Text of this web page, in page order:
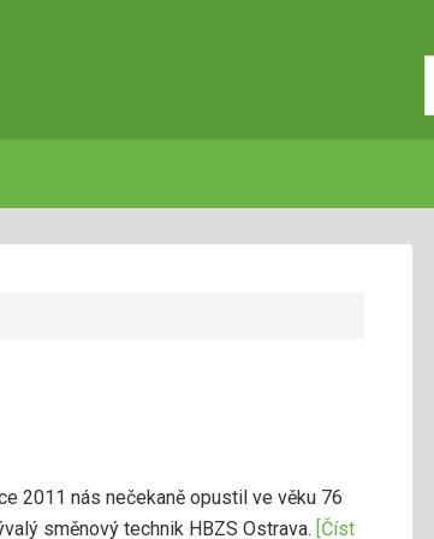
2011 nás nečekaně opustil ve věku 76
směnový technik HBZS Ostrava. [Číst